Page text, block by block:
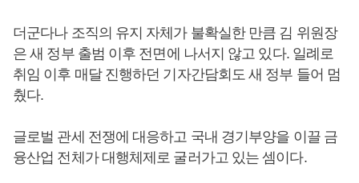
더군다나 조직의 유지 자체가 불확실한 만큼 김 위원장
은 새 정부 출범 이후 전면에 나서지 않고 있다. 일례로
취임 이후 매달 진행하던 기자간담회도 새 정부 들어 멈
췄다.
글로벌 관세 전쟁에 대응하고 국내 경기부양을 이끌 금
융산업 전체가 대행체제로 굴러가고 있는 셈이다.